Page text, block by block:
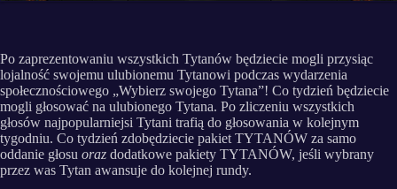
Po zaprezentowaniu wszystkich Tytanów będziecie mogli przysiąc
lojalność swojemu ulubionemu Tytanowi podczas wydarzenia
społecznościowego „Wybierz swojego Tytana”! Co tydzień będziecie
mogli głosować na ulubionego Tytana. Po zliczeniu wszystkich
głosów najpopularniejsi Tytani trafią do głosowania w kolejnym
tygodniu. Co tydzień zdobędziecie pakiet TYTANÓW za samo
oddanie głosu oraz dodatkowe pakiety TYTANÓW, jeśli wybrany
przez was Tytan awansuje do kolejnej rundy.